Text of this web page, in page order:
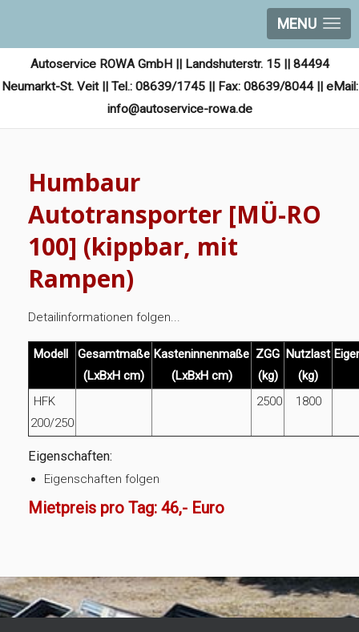
MENU
Autoservice ROWA GmbH || Landshuterstr. 15 || 84494
Neumarkt-St. Veit || Tel.: 08639/1745 || Fax: 08639/8044 || eMail:
info@autoservice-rowa.de
Humbaur
Autotransporter [MÜ-RO
100] (kippbar, mit
Rampen)
Detailinformationen folgen...
Modell
Gesamtmaße
(LxBxH cm)
Kasteninnenmaße
(LxBxH cm)
ZGG
(kg)
Nutzlast
(kg)
HFK
200/250
2500 1800
Eigenschaften:
Eigenschaften folgen
Mietpreis pro Tag: 46,- Euro